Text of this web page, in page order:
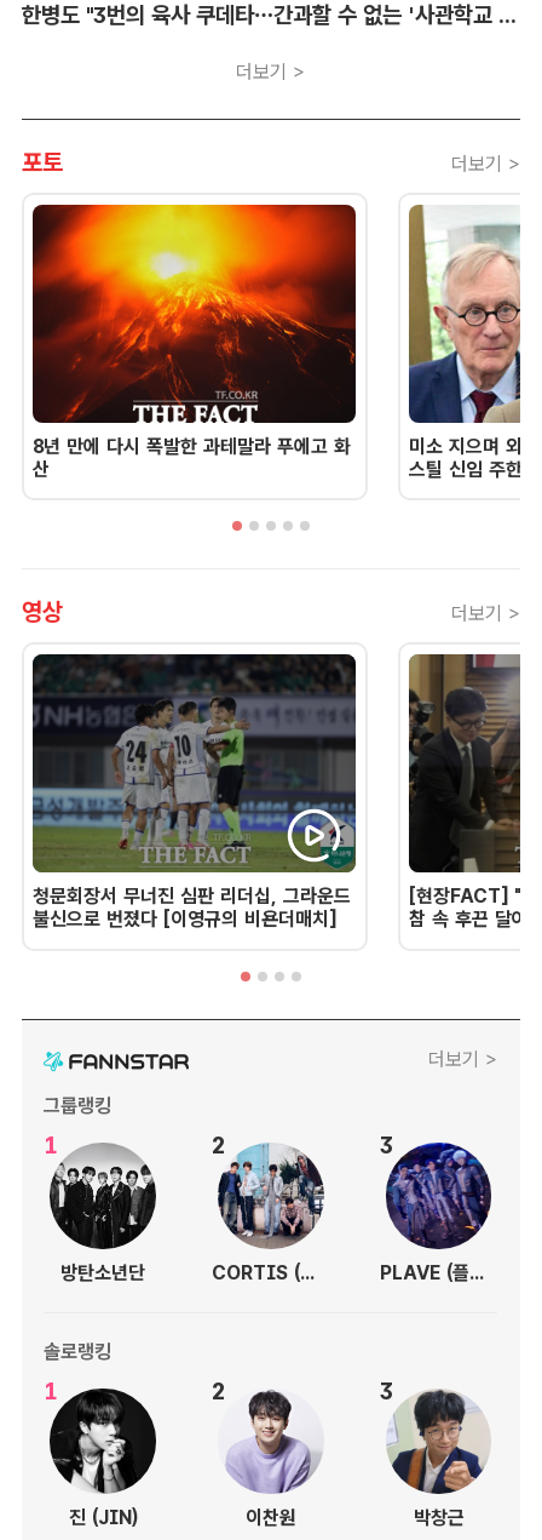
한병도 "3번의 육사 쿠데타…간과할 수 없는 '사관학교 통합' 명분"
더보기 >
포토 더보기 >
8년 만에 다시 폭발한 과테말라 푸에고 화
산
미소 지으며 외
스틸 신임 주한
영상 더보기 >
청문회장서 무너진 심판 리더십, 그라운드
불신으로 번졌다 [이영규의 비욘더매치]
[현장FACT] "한
참 속 후끈 달아
더보기 >
그룹랭킹
1
방탄소년단
2
CORTIS (코르티스)
3
PLAVE (플레이브)
솔로랭킹
1
진 (JIN)
2
이찬원
3
박창근